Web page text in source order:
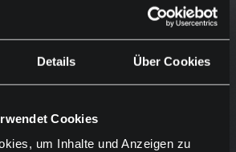
Details Über Cookies
Cookies
um Inhalte und Anzeigen zu